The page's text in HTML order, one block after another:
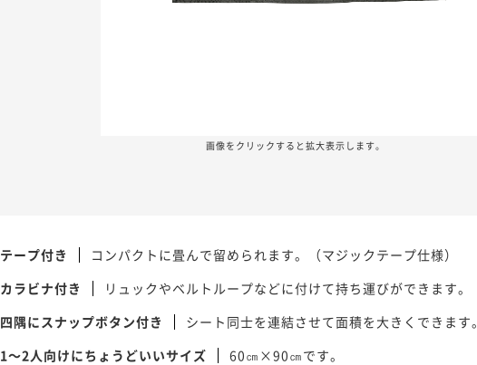
画像をクリックすると拡大表示します。
テープ付き
コンパクトに畳んで留められます。（マジックテープ仕様）
カラビナ付き
リュックやベルトループなどに付けて持ち運びができます。
四隅にスナップボタン付き
シート同士を連結させて面積を大きくできます。
1〜2人向けにちょうどいいサイズ
60㎝×90㎝です。